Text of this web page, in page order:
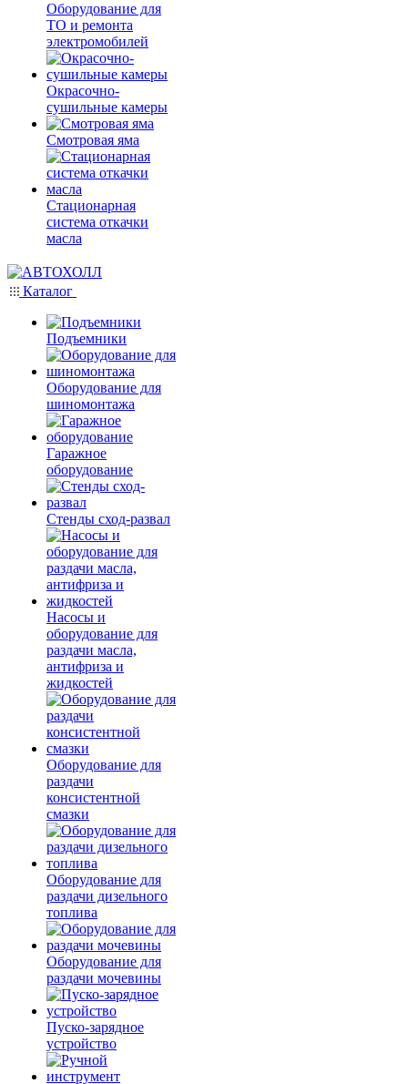
Оборудование для
ТО и ремонта
электромобилей
Окрасочно-
сушильные камеры
Смотровая яма
Стационарная
система откачки
масла
Каталог
Подъемники
Оборудование для
шиномонтажа
Гаражное
оборудование
Стенды сход-развал
Насосы и
оборудование для
раздачи масла,
антифриза и
жидкостей
Оборудование для
раздачи
консистентной
смазки
Оборудование для
раздачи дизельного
топлива
Оборудование для
раздачи мочевины
Пуско-зарядное
устройство